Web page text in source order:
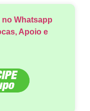
Whatsapp
Apoio e